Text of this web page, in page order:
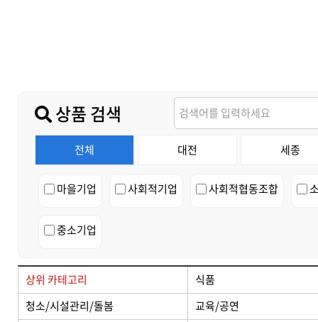
가치플러스
상품 검색
전체 대전 세종
마을기업 사회적기업 사회적협동조합
중소기업
상위 카테고리
식품
청소/시설관리/돌봄
교육/공연